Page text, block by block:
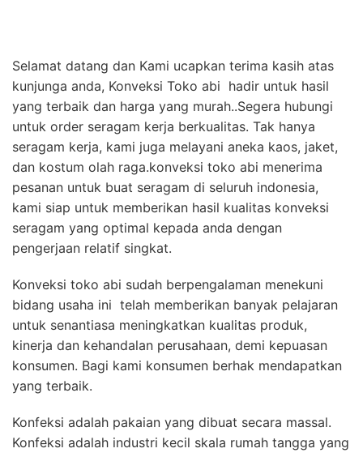
Selamat datang dan Kami ucapkan terima kasih atas
kunjunga anda, Konveksi Toko abi hadir untuk hasil
yang terbaik dan harga yang murah..Segera hubungi
untuk order seragam kerja berkualitas. Tak hanya
seragam kerja, kami juga melayani aneka kaos, jaket,
dan kostum olah raga.konveksi toko abi menerima
pesanan untuk buat seragam di seluruh indonesia,
kami siap untuk memberikan hasil kualitas konveksi
seragam yang optimal kepada anda dengan
pengerjaan relatif singkat.
Konveksi toko abi sudah berpengalaman menekuni
bidang usaha ini telah memberikan banyak pelajaran
untuk senantiasa meningkatkan kualitas produk,
kinerja dan kehandalan perusahaan, demi kepuasan
konsumen. Bagi kami konsumen berhak mendapatkan
yang terbaik.
Konfeksi adalah pakaian yang dibuat secara massal.
Konfeksi adalah industri kecil skala rumah tangga yang